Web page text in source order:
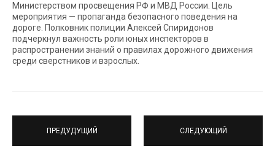
Министерством просвещения РФ и МВД России. Цель
мероприятия — пропаганда безопасного поведения на
дороге. Полковник полиции Алексей Спиридонов
подчеркнул важность роли юных инспекторов в
распространении знаний о правилах дорожного движения
среди сверстников и взрослых.
ПРЕДУДУЩИЙ СЛЕДУЮЩИЙ